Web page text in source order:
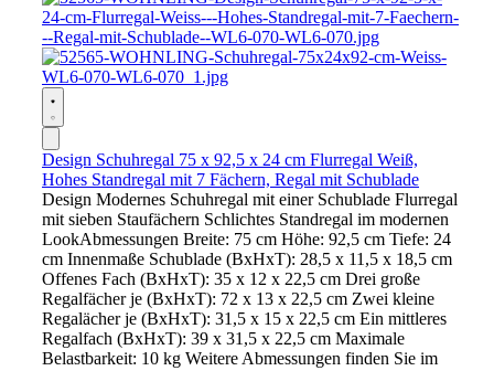
Design Schuhregal 75 x 92,5 x 24 cm Flurregal Weiß,
Hohes Standregal mit 7 Fächern, Regal mit Schublade
Design Modernes Schuhregal mit einer Schublade Flurregal
mit sieben Staufächern Schlichtes Standregal im modernen
LookAbmessungen Breite: 75 cm Höhe: 92,5 cm Tiefe: 24
cm Innenmaße Schublade (BxHxT): 28,5 x 11,5 x 18,5 cm
Offenes Fach (BxHxT): 35 x 12 x 22,5 cm Drei große
Regalfächer je (BxHxT): 72 x 13 x 22,5 cm Zwei kleine
Regalächer je (BxHxT): 31,5 x 15 x 22,5 cm Ein mittleres
Regalfach (BxHxT): 39 x 31,5 x 22,5 cm Maximale
Belastbarkeit: 10 kg Weitere Abmessungen finden Sie im